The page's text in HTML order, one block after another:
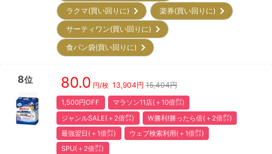
ラクマ(買い回りに)
楽券(買い回りに)
サーティワン(買い回りに)
食パン袋(買い回りに)
8位 80.0 円/枚 13,904円 15,404円
1,500円OFF
マラソン11店(＋10倍㌽)
ジャンルSALE(＋2倍㌽)
W勝利!勝ったら倍(＋2倍㌽)
最強翌日(＋1倍㌽)
ウェブ検索利用(＋1倍㌽)
SPU(＋2倍㌽)